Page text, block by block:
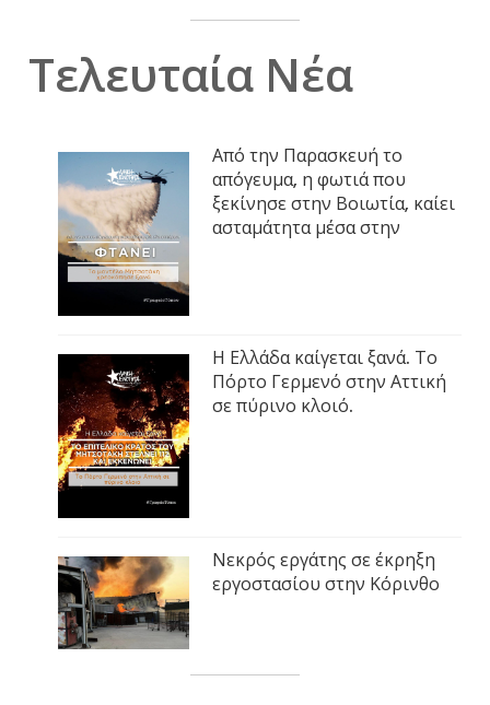
Τελευταία Νέα
Από την Παρασκευή το
απόγευμα, η φωτιά που
ξεκίνησε στην Βοιωτία, καίει
ασταμάτητα μέσα στην
Η Ελλάδα καίγεται ξανά. Το
Πόρτο Γερμενό στην Αττική
σε πύρινο κλοιό.
Νεκρός εργάτης σε έκρηξη
εργοστασίου στην Κόρινθο